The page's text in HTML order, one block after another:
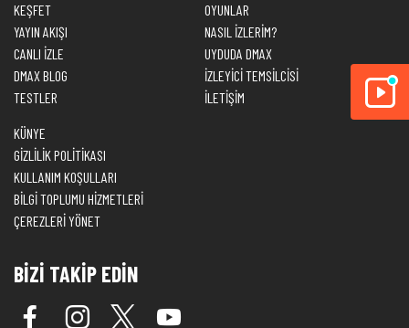
KEŞFET
YAYIN AKIŞI
CANLI İZLE
DMAX BLOG
TESTLER
OYUNLAR
NASIL İZLERİM?
UYDUDA DMAX
İZLEYİCİ TEMSİLCİSİ
İLETİŞİM
KÜNYE
GİZLİLİK POLİTİKASI
KULLANIM KOŞULLARI
BİLGİ TOPLUMU HİZMETLERİ
ÇEREZLERİ YÖNET
BİZİ TAKİP EDİN